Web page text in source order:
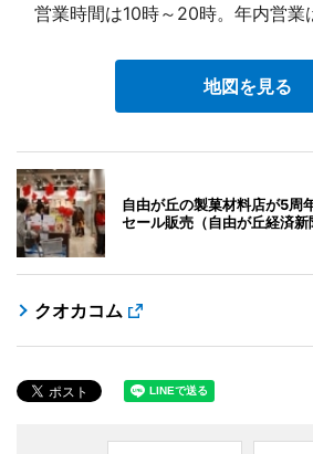
営業時間は10時～20時。年内営業
地図を見る
自由が丘の製菓材料店が5周
セール販売（自由が丘経済新
クオカコム